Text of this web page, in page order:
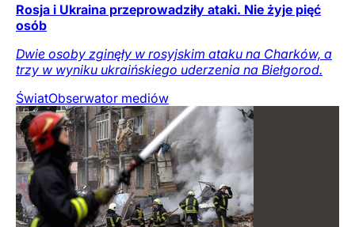
Rosja i Ukraina przeprowadziły ataki. Nie żyje pięć
osób
Dwie osoby zginęły w rosyjskim ataku na Charków, a
trzy w wyniku ukraińskiego uderzenia na Biełgorod.
ŚwiatObserwator mediów